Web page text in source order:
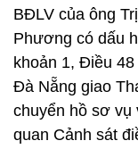
BĐLV của ông
Phương có dấu
khoản 1, Điều
Đà Nẵng giao
chuyển hồ sơ vụ
quan Cảnh sát